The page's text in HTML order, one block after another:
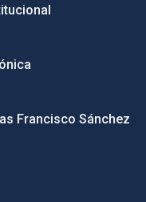
Francisco Sánchez